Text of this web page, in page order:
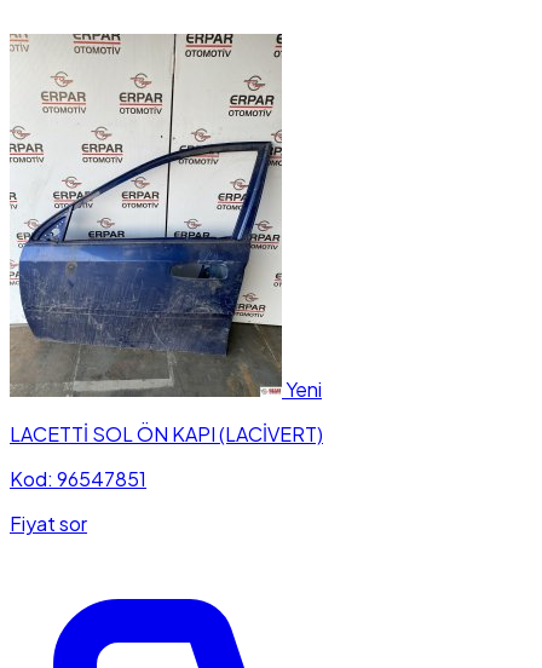
Yeni
LACETTİ SOL ÖN KAPI (LACİVERT)
Kod: 96547851
Fiyat sor